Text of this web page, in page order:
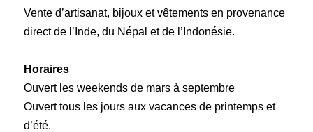
Vente d’artisanat, bijoux et vêtements en provenance
direct de l’Inde, du Népal et de l’Indonésie.
Horaires
Ouvert les weekends de mars à septembre
Ouvert tous les jours aux vacances de printemps et
d’été.